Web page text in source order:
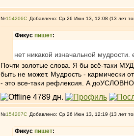
№154206 Добавлено: Ср 26 Июн 13, 12:08 (13 лет
Фикус пишет:
нет никакой изначальной
Почти золотые слова. Я бы всё-таки
быть не может. Мудрость - кармически
- это все-таки рефлексия. А
№154207 Добавлено: Ср 26 Июн 13, 12:19 (13 лет
Фикус пишет: